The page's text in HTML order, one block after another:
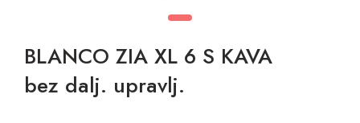
BLANCO ZIA XL 6 S KAVA
bez dalj. upravlj.